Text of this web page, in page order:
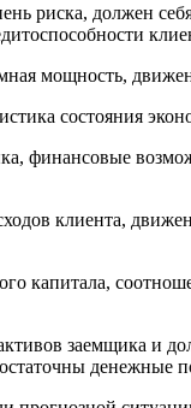
риска, должен
мощность,
состояния
финансовые
клиента,
капитала,
заемщика и
денежные